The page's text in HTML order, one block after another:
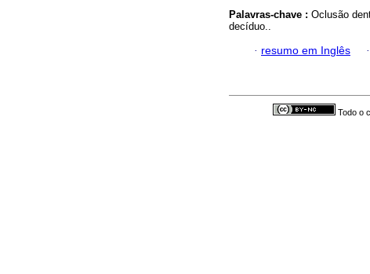
Palavras-chave : Oclusão
decíduo..
· resumo em Inglês ·
Todo o